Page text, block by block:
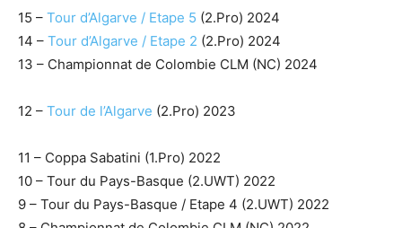
15 – Tour d’Algarve / Etape 5 (2.Pro) 2024
14 – Tour d’Algarve / Etape 2 (2.Pro) 2024
13 – Championnat de Colombie CLM (NC) 2024
12 – Tour de l’Algarve (2.Pro) 2023
11 – Coppa Sabatini (1.Pro) 2022
10 – Tour du Pays-Basque (2.UWT) 2022
9 – Tour du Pays-Basque / Etape 4 (2.UWT) 2022